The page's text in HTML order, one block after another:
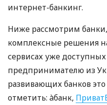
интернет-банкинг.
Ниже рассмотрим
комплексные решения
сервисах уже
предпринимателю из
развивающих банков
отметить: àбанк,